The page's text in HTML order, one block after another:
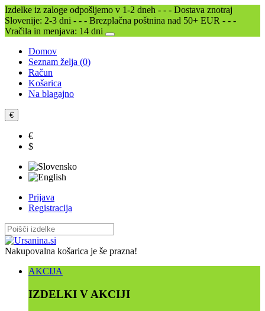
Izdelke iz zaloge odpošljemo v 1-2 dneh - - - Dostava znotraj
Slovenije: 2-3 dni - - - Brezplačna poštnina nad 50+ EUR - - -
Vračila in menjava: 14 dni
Domov
Seznam želja (0)
Račun
Košarica
Na blagajno
€
€
$
Prijava
Registracija
Nakupovalna košarica je še prazna!
AKCIJA
IZDELKI V AKCIJI